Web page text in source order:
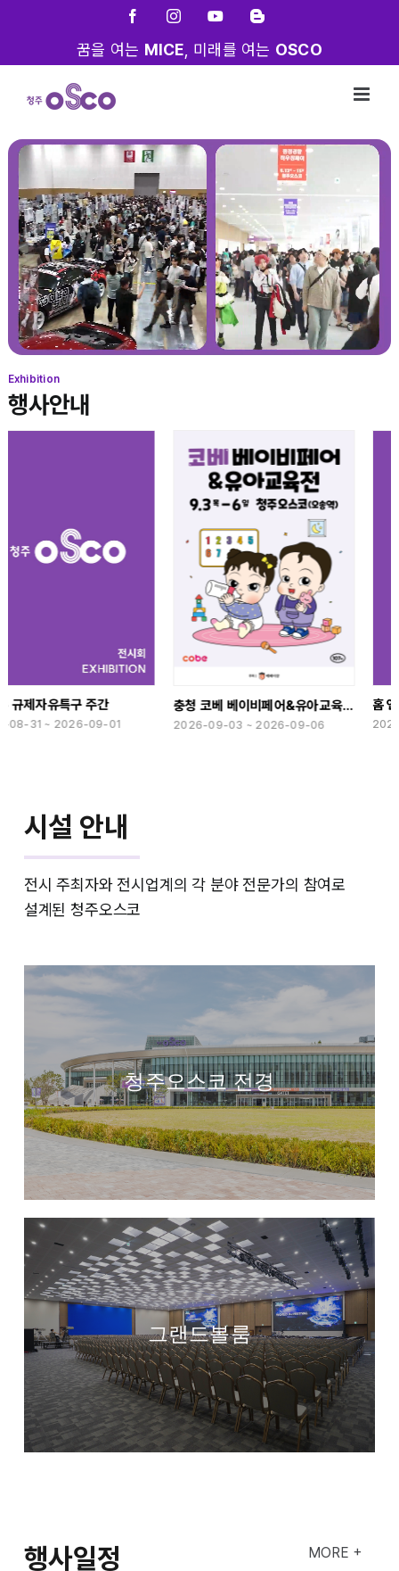
FacebookInstagramYouTubeBlogger
꿈을 여는 MICE , 미래를 여는 OSCO
Exhibition
행사안내
충청 코베 베이비페어&유아교육전(하반기)
2026-09-03 ~ 2026-09-06
홈 앤 리빙 더쇼-가구엑스포
2026-09-10 ~ 2026-09-13
시설 안내
전시 주최자와 전시업계의 각 분야 전문가의 참여로
설계된 청주오스코
청주오스코 전경
그랜드볼룸
행사일정 MORE +